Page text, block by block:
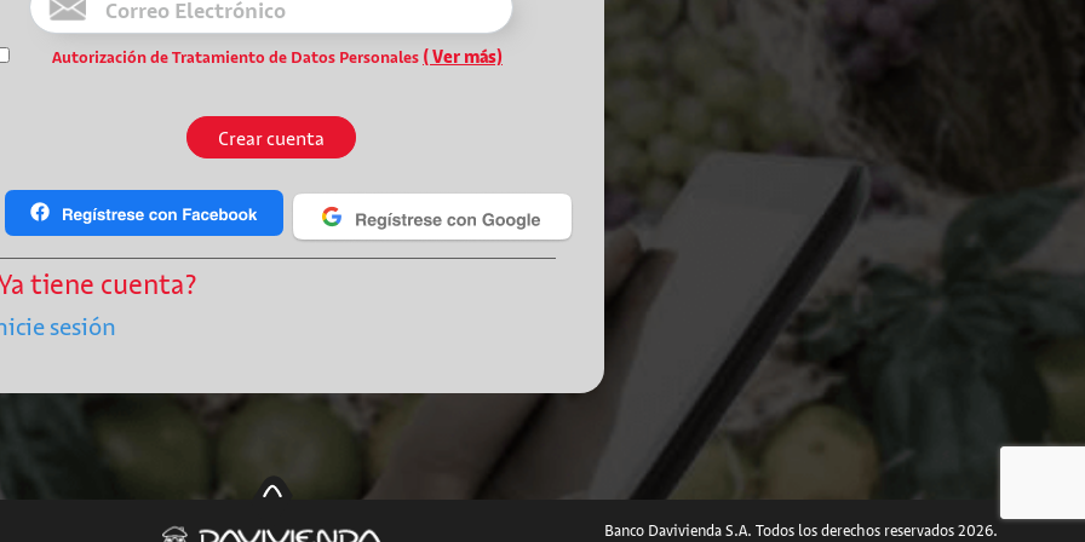
Autorización de Tratamiento de Datos Personales ( Ver más)
Crear cuenta
tiene cuenta?
sesión
Banco Davivienda S.A. Todos los derechos reservados 2026.